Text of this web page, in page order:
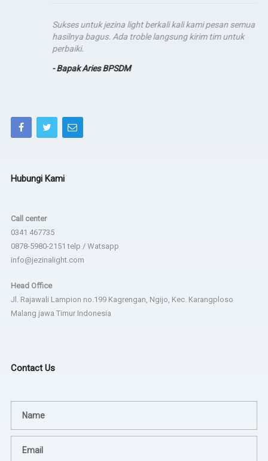
Sukses untuk jezina light berkali kali kami pesan semua
hasilnya bagus. Ada troble langsung kirim tim untuk
perbaiki.
- Bapak Aries BPSDM
Hubungi Kami
Call center
0341 467735
0878-5980-2151 telp / Watsapp
info@jezinalight.com
Head Office
Jl. Rajawali Lampion no.199 Kagrengan, Ngijo, Kec. Karangploso
Malang jawa Timur Indonesia
Contact Us